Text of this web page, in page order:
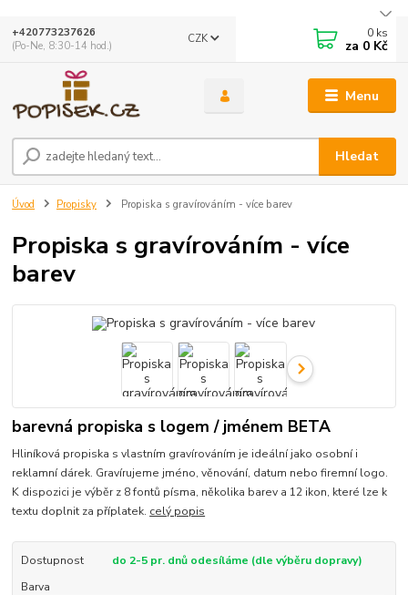
Menu
CZK
Hledat
+420773237626
(Po-Ne, 8:30-14 hod.)
0 ks
za 0 Kč
Úvod Propisky Propiska s gravírováním - více barev
Propiska s gravírováním - více
barev
barevná propiska s logem / jménem BETA
Hliníková propiska s vlastním gravírováním je ideální jako osobní i
reklamní dárek. Gravírujeme jméno, věnování, datum nebo firemní logo.
K dispozici je výběr z 8 fontů písma, několika barev a 12 ikon, které lze k
textu doplnit za příplatek. celý popis
Dostupnost
do 2-5 pr. dnů odesíláme (dle výběru dopravy)
Barva